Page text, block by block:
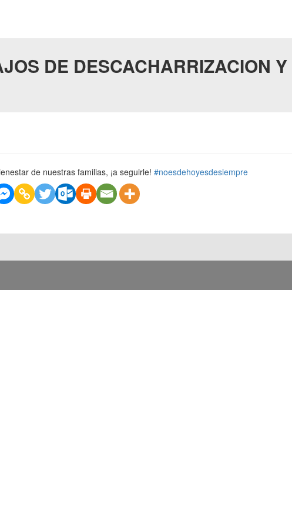
DE DESCACHARRIZACION Y
de nuestras familias, ¡a seguirle! #noesdehoyesdesiempre